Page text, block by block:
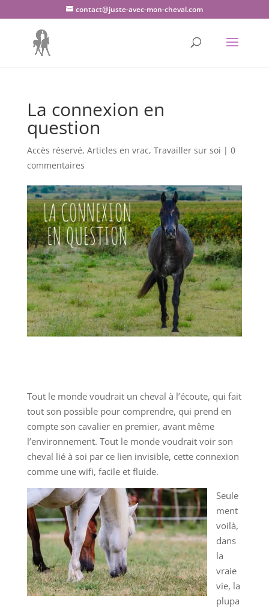
contact@juste-avec-mon-cheval.com
La connexion en
question
Accès réservé, Articles en vrac, Travailler sur soi | 0
commentaires
Tout le monde voudrait un cheval à l’écoute, qui fait
tout son possible pour comprendre, qui prend en
compte son cavalier en premier, avant même
l’environnement. Tout le monde voudrait voir son
cheval lié à soi par ce lien invisible, cette connexion
comme une wifi, facile et fluide.
Seule
ment
voilà,
dans
la
vraie
vie, la
plupa